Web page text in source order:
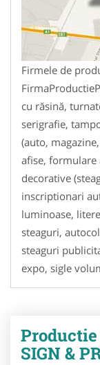
Firmele de
cu răsină,
serigrafie,
(auto,
afise, formulare
decorative
inscriptionari
luminoase,
steaguri,
steaguri
expo, sigle
SIGN &